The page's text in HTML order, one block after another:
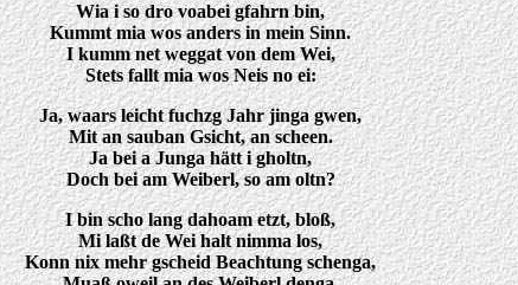
Wia i so dro voabei gfahrn bin,
Kummt mia wos anders in mein Sinn.
I kumm net weggat von dem Wei,
Stets fallt mia wos Neis no ei:
Ja, waars leicht fuchzg Jahr jinga gwen,
Mit an sauban Gsicht, an scheen.
Ja bei a Junga hätt i gholtn,
Doch bei am Weiberl, so am oltn?
I bin scho lang dahoam etzt, bloß,
Mi laßt de Wei halt nimma los,
Konn nix mehr gscheid Beachtung schenga,